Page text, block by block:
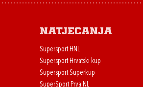
Natjecanja
Supersport HNL
Supersport Hrvatski kup
Supersport Superkup
SuperSport Prva NL